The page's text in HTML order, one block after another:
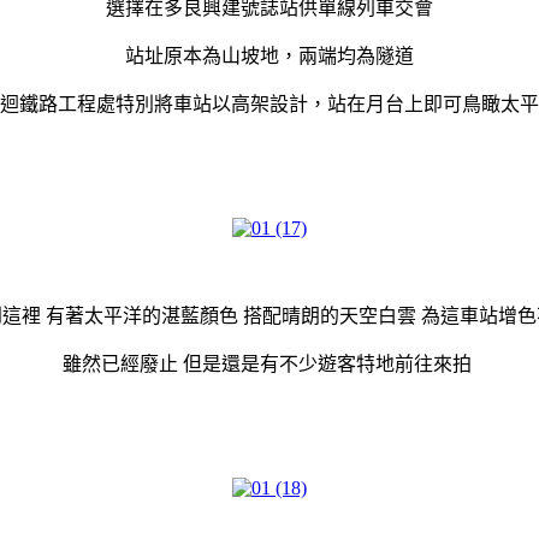
選擇在多良興建號誌站供單線列車交會
站址原本為山坡地，兩端均為隧道
鐵路工程處特別將車站以高架設計，站在月台上即可鳥瞰太
裡 有著太平洋的湛藍顏色 搭配晴朗的天空白雲 為這車站增
雖然已經廢止 但是還是有不少遊客特地前往來拍